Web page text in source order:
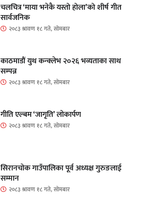
चलचित्र ‘माया भनेकै यस्तो होला’को शीर्ष गीत
सार्वजनिक
२०८३ श्रावण १८ गते, सोमबार
काठमाडौं युथ कन्क्लेभ २०२६ भव्यताका साथ
सम्पन्न
२०८३ श्रावण १८ गते, सोमबार
गीति एल्बम ‘जागृति’ लोकार्पण
२०८३ श्रावण १८ गते, सोमबार
सिरानचोक गाउँपालिका पूर्व अध्यक्ष गुरुङलाई
सम्मान
२०८३ श्रावण १८ गते, सोमबार